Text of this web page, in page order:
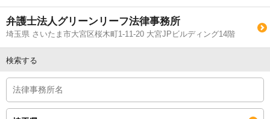
弁護士法人グリーンリーフ法律事務所
埼玉県 さいたま市大宮区桜木町1-11-20 大宮JPビルディング14階
検索する